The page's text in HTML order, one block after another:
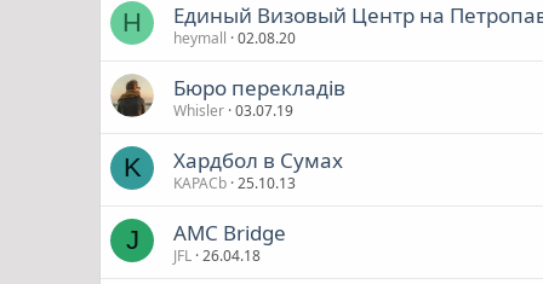
H Единый Визовый Центр на
heymall 02.08.20
Бюро перекладів
Whisler 03.07.19
K Хардбол в Сумах
KAPACb 25.10.13
J AMC Bridge
JFL 26.04.18